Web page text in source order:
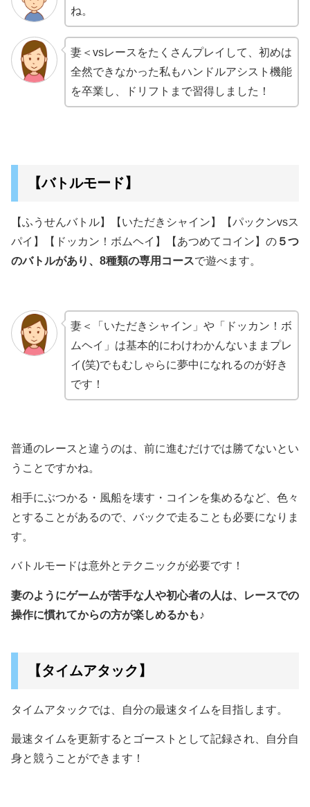
ね。
妻＜vsレースをたくさんプレイして、初めは
全然できなかった私もハンドルアシスト機能
を卒業し、ドリフトまで習得しました！
【バトルモード】
【ふうせんバトル】【いただきシャイン】【パックンvsス
パイ】【ドッカン！ボムヘイ】【あつめてコイン】の ５つ
のバトルがあり、8種類の専用コースで遊べます。
妻＜「いただきシャイン」や「ドッカン！ボ
ムヘイ」は基本的にわけわかんないままプレ
イ(笑)でもむしゃらに夢中になれるのが好き
です！
普通のレースと違うのは、前に進むだけでは勝てないとい
うことですかね。
相手にぶつかる・風船を壊す・コインを集めるなど、色々
とすることがあるので、バックで走ることも必要になりま
す。
バトルモードは意外とテクニックが必要です！
妻のようにゲームが苦手な人や初心者の人は、レースでの
操作に慣れてからの方が楽しめるかも♪
【タイムアタック】
タイムアタックでは、自分の最速タイムを目指します。
最速タイムを更新するとゴーストとして記録され、自分自
身と競うことができます！